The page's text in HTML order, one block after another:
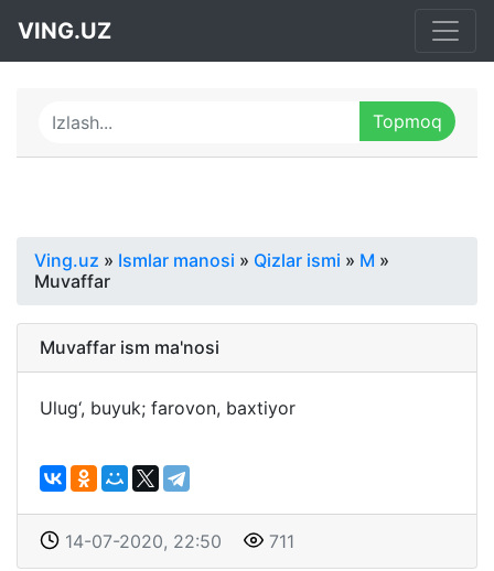
VING.UZ
Ving.uz » Ismlar manosi » Qizlar ismi » M »
Muvaffar
Muvaffar ism ma'nosi
Ulug‘, buyuk; farovon, baxtiyor
14-07-2020, 22:50 711